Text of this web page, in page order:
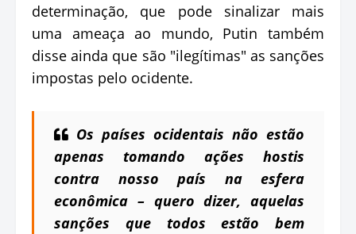
determinação, que pode sinalizar mais
uma ameaça ao mundo, Putin também
disse ainda que são "ilegítimas" as sanções
impostas pelo ocidente.
Os países ocidentais não estão
apenas tomando ações hostis
contra nosso país na esfera
econômica – quero dizer, aquelas
sanções que todos estão bem